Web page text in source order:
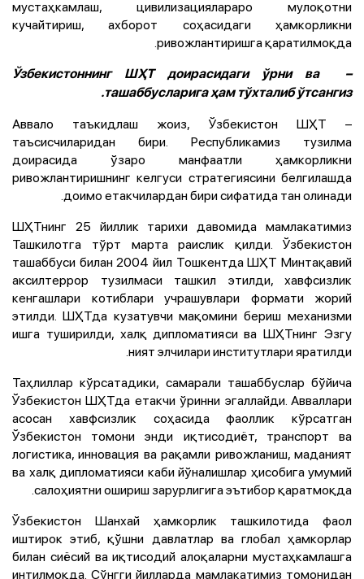
мустаҳкамлаш, цивилизациялараро мулоқотни
кучайтириш, ахборот соҳасидаги ҳамкорликни
ривожлантиришга қаратилмоқда.
– Ўзбекистоннинг ШҲТ доирасидаги ўрни ва
ташаббусларига ҳам тўхталиб ўтсангиз.
– Аввало таъкидлаш жоиз, Ўзбекистон ШҲТ
таъсисчиларидан бири. Республикамиз тузилма
доирасида ўзаро манфаатли ҳамкорликни
ривожлантиришнинг келгуси стратегиясини белгилашда
доимо етакчилардан бири сифатида тан олинади.
ШҲТнинг 25 йиллик тарихи давомида мамлакатимиз
Ташкилотга тўрт марта раислик қилди. Ўзбекистон
ташаббуси билан 2004 йил Тошкентда ШҲТ Минтақавий
аксилтеррор тузилмаси ташкил этилди, хавфсизлик
кенгашлари котиблари учрашувлари формати жорий
этилди. ШҲТда кузатувчи мақомини бериш механизми
ишга туширилди, халқ дипломатияси ва ШҲТнинг Эзгу
ният элчилари институтлари яратилди.
Таҳлиллар кўрсатадики, самарали ташаббуслар бўйича
Ўзбекистон ШҲТда етакчи ўринни эгаллайди. Авваллари
асосан хавфсизлик соҳасида фаоллик кўрсатган
Ўзбекистон томони энди иқтисодиёт, транспорт ва
логистика, инновация ва рақамли ривожланиш, маданият
ва халқ дипломатияси каби йўналишлар ҳисобига умумий
салоҳиятни ошириш зарурлигига эътибор қаратмоқда.
Ўзбекистон Шанхай ҳамкорлик ташкилотида фаол
иштирок этиб, қўшни давлатлар ва глобал ҳамкорлар
билан сиёсий ва иқтисодий алоқаларни мустаҳкамлашга
интилмоқда. Сўнгги йилларда мамлакатимиз томонидан